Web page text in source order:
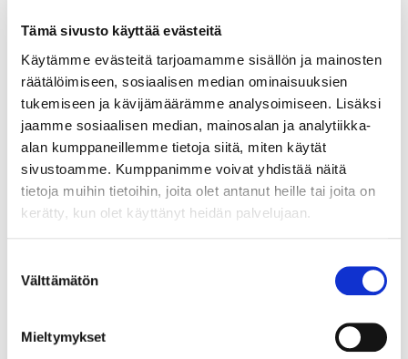
Tämä sivusto käyttää evästeitä
Käytämme evästeitä tarjoamamme sisällön ja mainosten
räätälöimiseen, sosiaalisen median ominaisuuksien
tukemiseen ja kävijämäärämme analysoimiseen. Lisäksi
jaamme sosiaalisen median, mainosalan ja analytiikka-
alan kumppaneillemme tietoja siitä, miten käytät
sivustoamme. Kumppanimme voivat yhdistää näitä
tietoja muihin tietoihin, joita olet antanut heille tai joita on
kerätty, kun olet käyttänyt heidän palvelujaan.
valinta
Välttämätön
Mieltymykset
Sähköbasso Guyatone EB-25, valmistettu Japanissa, käytöstä
aiheutunutta kulumaa. Ota yhteys panttilainaamoon
kuljetusmaksuista sopimiseksi. Paino: 0 g
Tarjous:140 € (1)
Johtava huuto:tomba
Hakaniemen Pantti
20.8.2026 19:01:30